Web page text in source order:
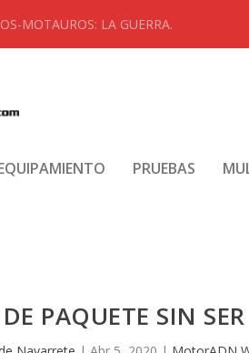
MOTAUROS: LA GUERRA.
PRUEBAS
PAQUETE SIN